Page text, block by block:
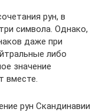
рун, в
символа. Однако,
даже при
либо
значение
вместе.
рун Скандинавии